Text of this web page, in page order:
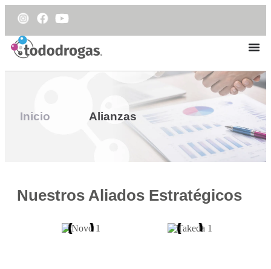
Inicio Alianzas
Nuestros Aliados Estratégicos